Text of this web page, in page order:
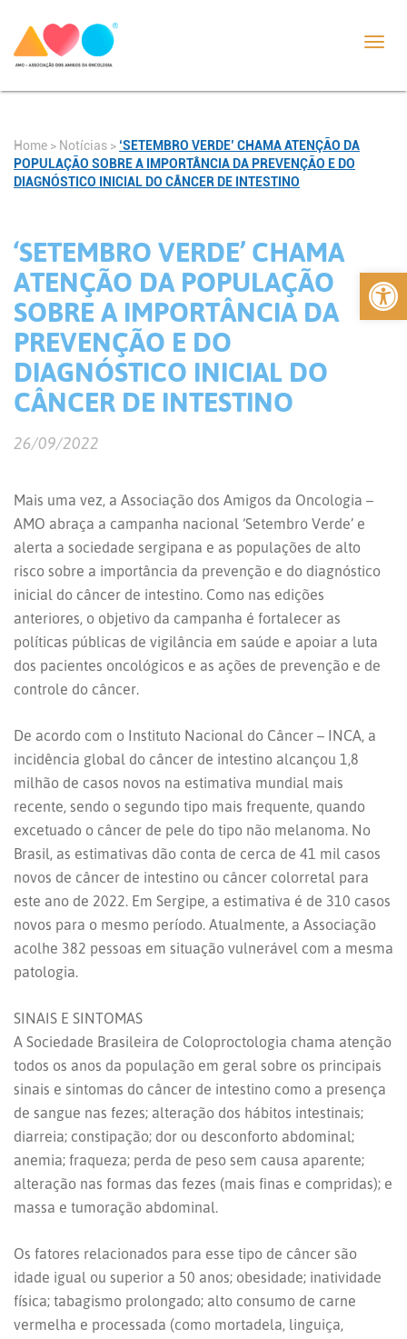
Abrir
Home > Notícias > ‘SETEMBRO VERDE’ CHAMA ATENÇÃO DA
POPULAÇÃO SOBRE A IMPORTÂNCIA DA PREVENÇÃO E DO
DIAGNÓSTICO INICIAL DO CÂNCER DE INTESTINO
‘SETEMBRO VERDE’ CHAMA
ATENÇÃO DA POPULAÇÃO
SOBRE A IMPORTÂNCIA DA
PREVENÇÃO E DO
DIAGNÓSTICO INICIAL DO
CÂNCER DE INTESTINO
26/09/2022
Mais uma vez, a Associação dos Amigos da Oncologia –
AMO abraça a campanha nacional ‘Setembro Verde’ e
alerta a sociedade sergipana e as populações de alto
risco sobre a importância da prevenção e do diagnóstico
inicial do câncer de intestino. Como nas edições
anteriores, o objetivo da campanha é fortalecer as
políticas públicas de vigilância em saúde e apoiar a luta
dos pacientes oncológicos e as ações de prevenção e de
controle do câncer.
De acordo com o Instituto Nacional do Câncer – INCA, a
incidência global do câncer de intestino alcançou 1,8
milhão de casos novos na estimativa mundial mais
recente, sendo o segundo tipo mais frequente, quando
excetuado o câncer de pele do tipo não melanoma. No
Brasil, as estimativas dão conta de cerca de 41 mil casos
novos de câncer de intestino ou câncer colorretal para
este ano de 2022. Em Sergipe, a estimativa é de 310 casos
novos para o mesmo período. Atualmente, a Associação
acolhe 382 pessoas em situação vulnerável com a mesma
patologia.
SINAIS E SINTOMAS
A Sociedade Brasileira de Coloproctologia chama atenção
todos os anos da população em geral sobre os principais
sinais e sintomas do câncer de intestino como a presença
de sangue nas fezes; alteração dos hábitos intestinais;
diarreia; constipação; dor ou desconforto abdominal;
anemia; fraqueza; perda de peso sem causa aparente;
alteração nas formas das fezes (mais finas e compridas); e
massa e tumoração abdominal.
Os fatores relacionados para esse tipo de câncer são
idade igual ou superior a 50 anos; obesidade; inatividade
física; tabagismo prolongado; alto consumo de carne
vermelha e processada (como mortadela, linguiça,